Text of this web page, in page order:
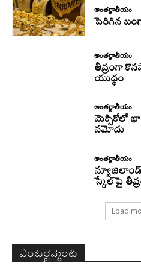
అంతర్జాతీయం
పెరిగిన
అంతర్జాతీయం
తీవ్రంగా
యుద్ధం
అంతర్జాతీయం
మెక్సికోలో
నమోదు
అంతర్జాతీయం
స్కేల్‌పై
Load
ఎంటర్టైన్మెంట్